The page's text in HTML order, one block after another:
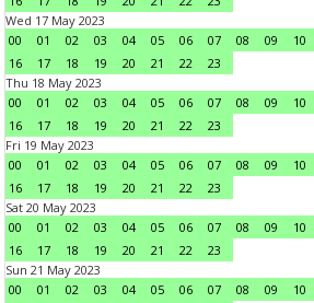
Wed 17 May 2023
00
01 02 03 04 05 06 07 08 09 10
16
17 18 19 20 21 22
23
Thu 18 May 2023
00
01 02 03 04 05 06 07 08 09 10
16
17 18 19 20 21 22
23
Fri 19 May 2023
00
01 02 03 04 05 06 07 08 09 10
16
17 18 19 20 21 22
23
Sat 20 May 2023
00
01 02 03 04 05 06 07 08 09 10
16
17 18 19 20 21 22
23
Sun 21 May 2023
00
01 02 03 04 05 06 07 08 09 10